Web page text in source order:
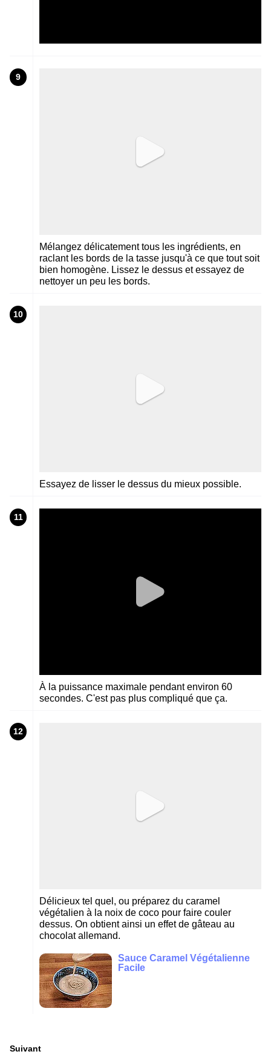
9
Mélangez délicatement tous les ingrédients, en
raclant les bords de la tasse jusqu'à ce que tout soit
bien homogène. Lissez le dessus et essayez de
nettoyer un peu les bords.
10
Essayez de lisser le dessus du mieux possible.
11
À la puissance maximale pendant environ 60
secondes. C'est pas plus compliqué que ça.
12
Délicieux tel quel, ou préparez du caramel
végétalien à la noix de coco pour faire couler
dessus. On obtient ainsi un effet de gâteau au
chocolat allemand.
Sauce Caramel Végétalienne
Facile
Suivant